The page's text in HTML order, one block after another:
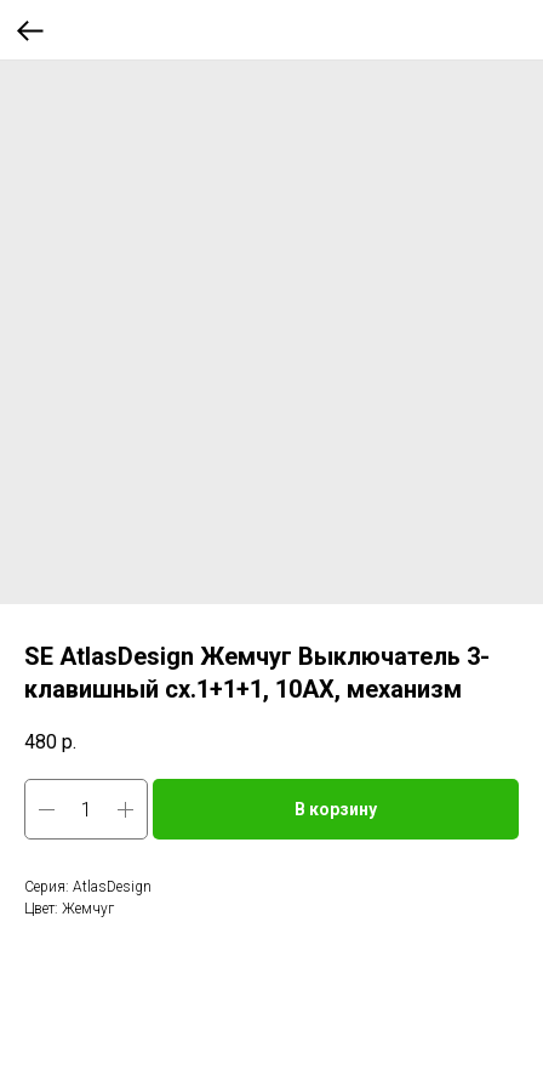
SE AtlasDesign Жемчуг Выключатель 3-
клавишный сх.1+1+1, 10АХ, механизм
480 р.
В корзину
Серия: AtlasDesign
Цвет: Жемчуг